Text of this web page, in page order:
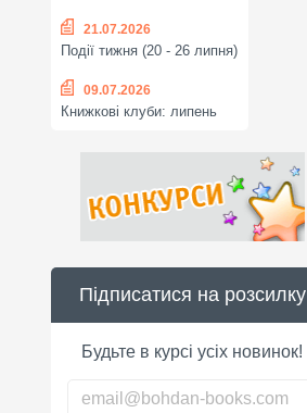
21.07.2026
Події тижня (20 - 26 липня)
09.07.2026
Книжкові клуби: липень
Підписатися на розсилку
Будьте в курсі усіх новинок!